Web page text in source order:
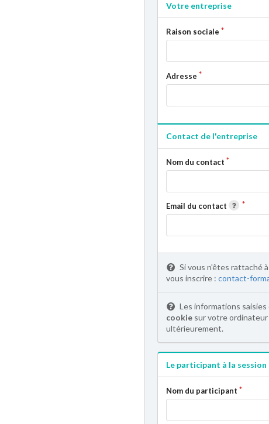
Votre entreprise
Raison sociale
Adresse
Contact de l'entreprise
Nom du contact
Email du contact
Si vous n'êtes rattaché
vous inscrire : contact-
Les informations
cookie sur votre
ultérieurement.
Le participant à la session
Nom du participant